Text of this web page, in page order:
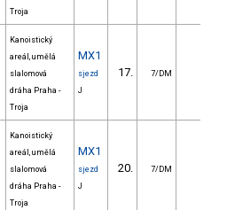
Troja
Kanoistický
areál, umělá
slalomová
dráha Praha -
Troja
MX1
sjezd
J
17. 7/DM
Kanoistický
areál, umělá
slalomová
dráha Praha -
Troja
MX1
sjezd
J
20. 7/DM